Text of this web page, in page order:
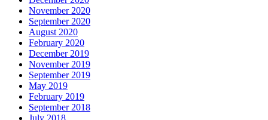
November 2020
September 2020
August 2020
February 2020
December 2019
November 2019
September 2019
May 2019
February 2019
September 2018
July 2018